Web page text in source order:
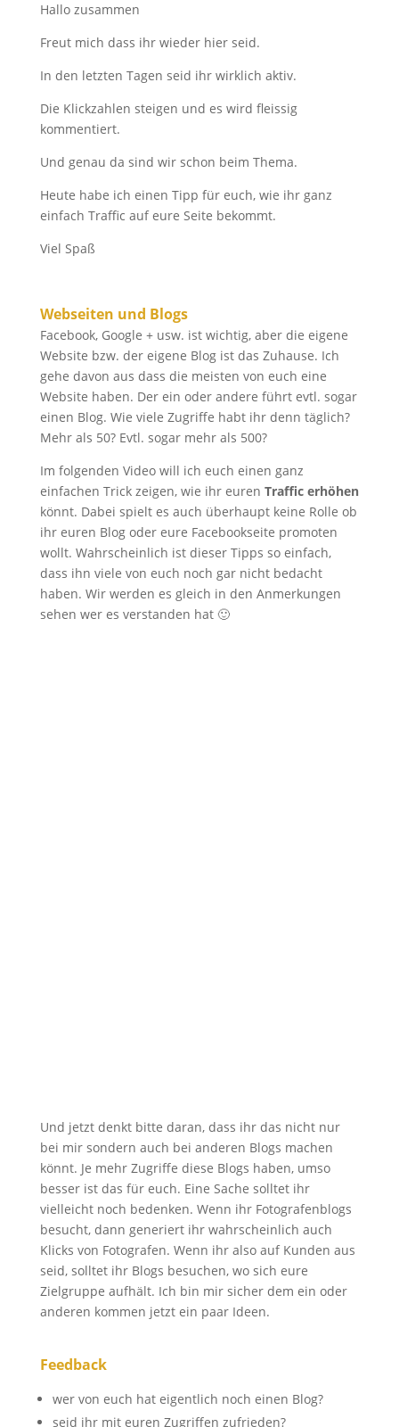
Hallo zusammen
Freut mich dass ihr wieder hier seid.
In den letzten Tagen seid ihr wirklich aktiv.
Die Klickzahlen steigen und es wird fleissig
kommentiert.
Und genau da sind wir schon beim Thema.
Heute habe ich einen Tipp für euch, wie ihr ganz
einfach Traffic auf eure Seite bekommt.
Viel Spaß
Webseiten und Blogs
Facebook, Google + usw. ist wichtig, aber die eigene
Website bzw. der eigene Blog ist das Zuhause. Ich
gehe davon aus dass die meisten von euch eine
Website haben. Der ein oder andere führt evtl. sogar
einen Blog. Wie viele Zugriffe habt ihr denn täglich?
Mehr als 50? Evtl. sogar mehr als 500?
Im folgenden Video will ich euch einen ganz
einfachen Trick zeigen, wie ihr euren Traffic erhöhen
könnt. Dabei spielt es auch überhaupt keine Rolle ob
ihr euren Blog oder eure Facebookseite promoten
wollt. Wahrscheinlich ist dieser Tipps so einfach,
dass ihn viele von euch noch gar nicht bedacht
haben. Wir werden es gleich in den Anmerkungen
sehen wer es verstanden hat 🙂
Und jetzt denkt bitte daran, dass ihr das nicht nur
bei mir sondern auch bei anderen Blogs machen
könnt. Je mehr Zugriffe diese Blogs haben, umso
besser ist das für euch. Eine Sache solltet ihr
vielleicht noch bedenken. Wenn ihr Fotografenblogs
besucht, dann generiert ihr wahrscheinlich auch
Klicks von Fotografen. Wenn ihr also auf Kunden aus
seid, solltet ihr Blogs besuchen, wo sich eure
Zielgruppe aufhält. Ich bin mir sicher dem ein oder
anderen kommen jetzt ein paar Ideen.
Feedback
wer von euch hat eigentlich noch einen Blog?
seid ihr mit euren Zugriffen zufrieden?